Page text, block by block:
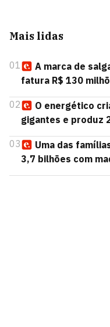
Mais lidas
01
A marca de
fatura R$ 130
02
O energético
gigantes e produz
03
Uma das
3,7 bilhões com